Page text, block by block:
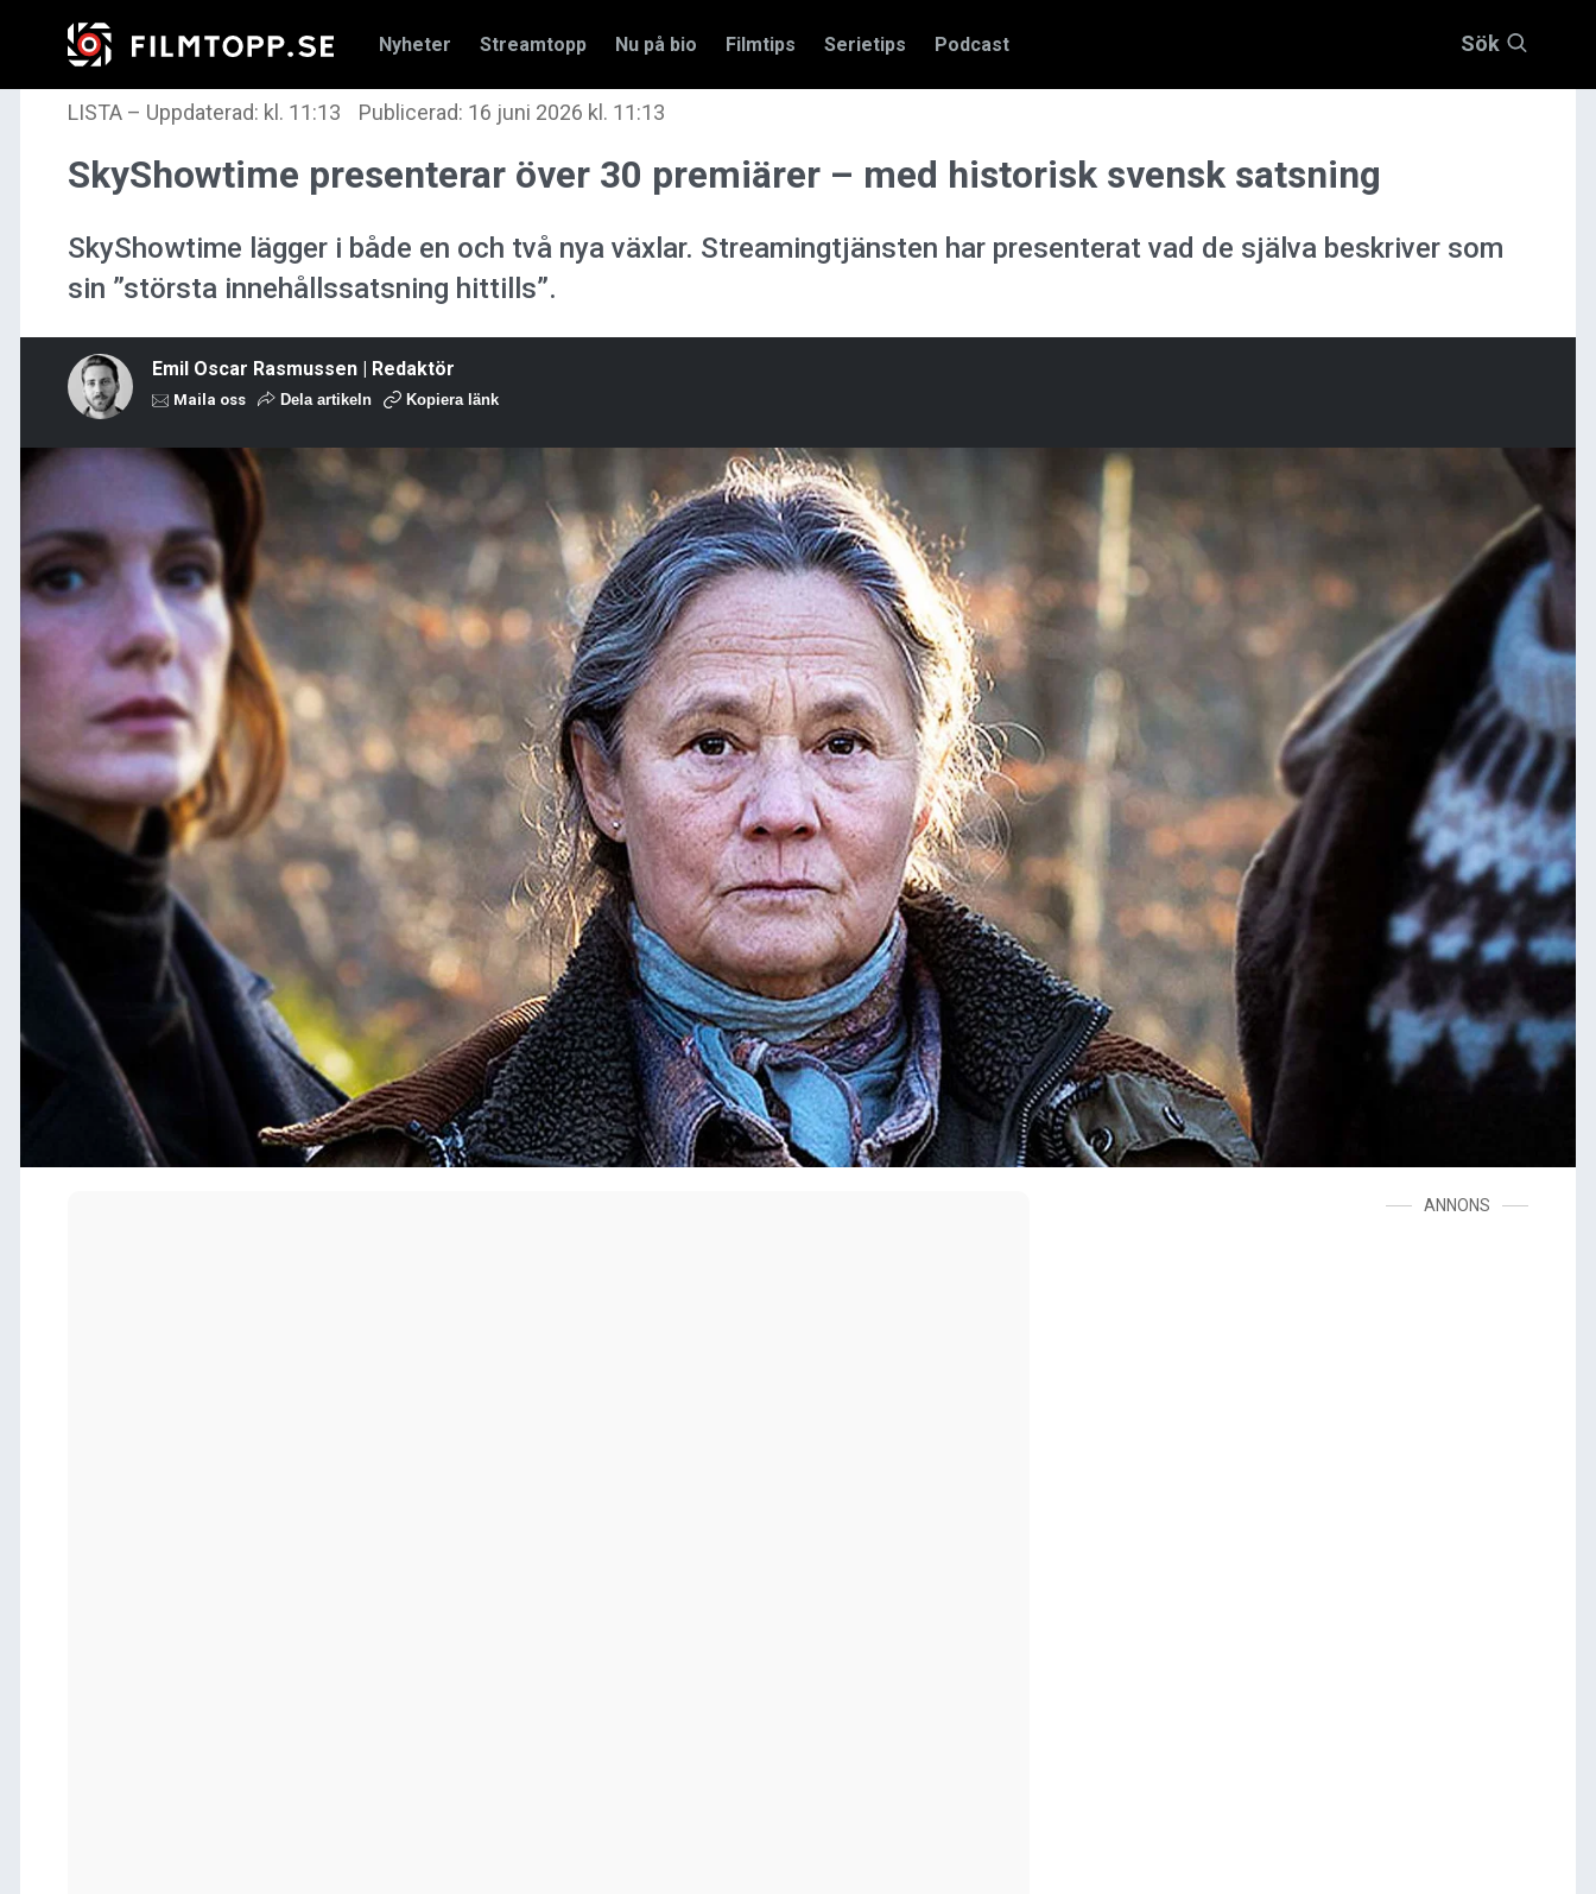
Nyheter Streamtopp Nu på bio Filmtips Serietips Podcast Sök
LISTA – Uppdaterad: kl. 11:13 Publicerad: 16 juni 2026 kl. 11:13
SkyShowtime presenterar över 30 premiärer – med historisk svensk satsning
SkyShowtime lägger i både en och två nya växlar. Streamingtjänsten har presenterat vad de själva beskriver som
sin ”största innehållssatsning hittills”.
Emil Oscar Rasmussen | Redaktör
Maila oss Dela artikeln Kopiera länk
ANNONS